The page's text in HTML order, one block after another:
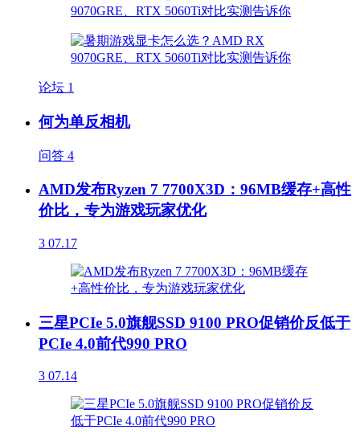
论坛 1
何为单反相机
问答 4
AMD发布Ryzen 7 7700X3D：96MB缓存+高性
价比，专为游戏玩家优化
3 07.17
三星PCIe 5.0旗舰SSD 9100 PRO促销价反低于
PCIe 4.0前代990 PRO
3 07.14